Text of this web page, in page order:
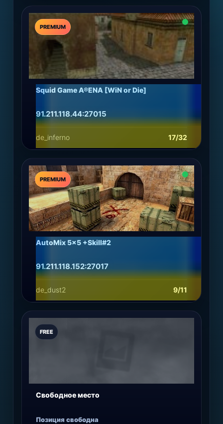
Подробнее Играть
PREMIUM
Squid Game A®ENA [WiN or Die]
91.211.118.44:27015
de_inferno 17/32
Подробнее Играть
PREMIUM
AutoMix 5x5 +Skill#2
91.211.118.152:27017
de_dust2 9/11
Подробнее Играть
FREE
Свободное место
Позиция свободна